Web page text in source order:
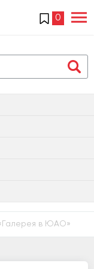
0
«Галерея в ЮАО»